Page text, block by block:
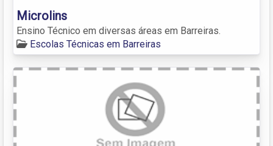
Microlins
Ensino Técnico em diversas áreas em Barreiras.
Escolas Técnicas em Barreiras